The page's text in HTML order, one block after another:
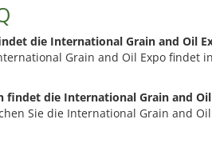
die International Grain and Oil
Grain and Oil Expo findet
findet die International Grain and
Sie die International Grain and Oil